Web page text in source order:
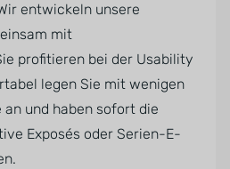
entwickeln unsere
mit
profitieren bei der Usability
legen Sie mit wenigen
an und haben sofort die
Exposés oder Serien-E-